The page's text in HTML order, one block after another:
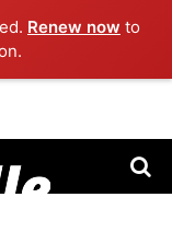
Renew now to